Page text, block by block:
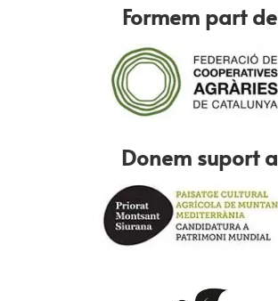
Formem part de
Donem suport a